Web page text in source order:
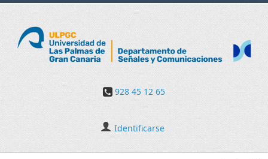
928 45 12 65
Identificarse